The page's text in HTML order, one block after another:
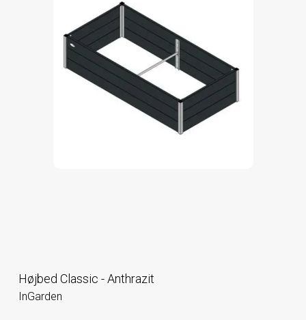
Højbed Classic - Anthrazit
InGarden